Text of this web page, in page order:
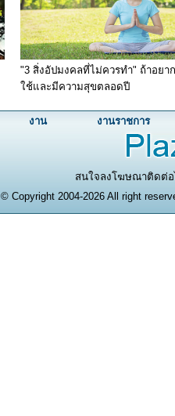
"3 สิ่งอัปมงคลที่ไม่ควรทำ" ถ้าอยา
ใช้และมีความสุขตลอดปี
งาน งานราชการ
สนใจลงโฆษณาติดต่อ
© Copyright 2004-2026 All right